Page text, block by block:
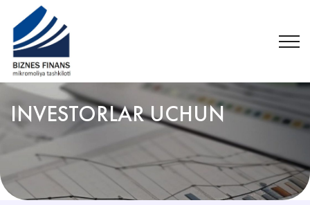
INVESTORLAR UCHUN